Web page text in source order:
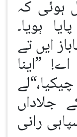
ہوئی کہ
ہویا۔
ایں تے
”اینا
جلاداں
رانی